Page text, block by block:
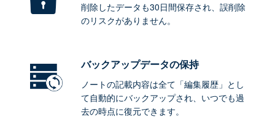
削除したデータも30日間保存され、誤削除
のリスクがありません。
バックアップデータの保持
ノートの記載内容は全て「編集履歴」とし
て自動的にバックアップされ、いつでも過
去の時点に復元できます。